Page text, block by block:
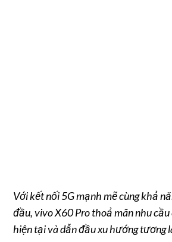
Với kết nối 5G mạnh mẽ cùng khả
đầu, vivo X60 Pro thoả mãn nhu
hiện tại và dẫn đầu xu hướng tương